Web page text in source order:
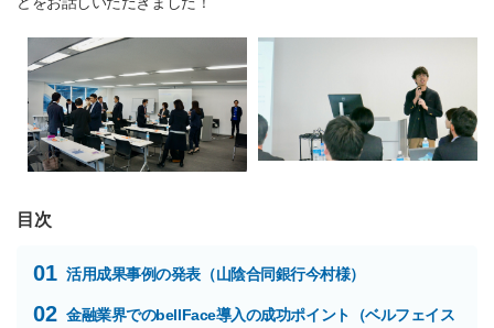
目次
01 活用成果事例の発表（山陰合同銀行今村様）
02 金融業界でのbellFace導入の成功ポイント（ベルフェイス